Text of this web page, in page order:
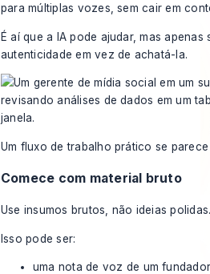
para múltiplas vozes, sem cair em
É aí que a IA pode ajudar, mas apenas
autenticidade em vez de achatá-la.
Um fluxo de trabalho prático se
Comece com material bruto
Use insumos brutos, não ideias
Isso pode ser:
uma nota de voz de um